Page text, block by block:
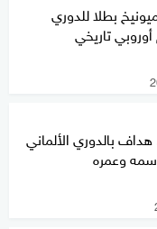
بطلا للدوري
تاريخي
بالدوري الألماني
وعمره